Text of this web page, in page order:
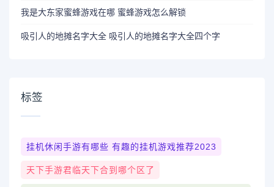
我是大东家蜜蜂游戏在哪 蜜蜂游戏怎么解锁
吸引人的地摊名字大全 吸引人的地摊名字大全四个字
标签
挂机休闲手游有哪些 有趣的挂机游戏推荐2023
天下手游君临天下合到哪个区了